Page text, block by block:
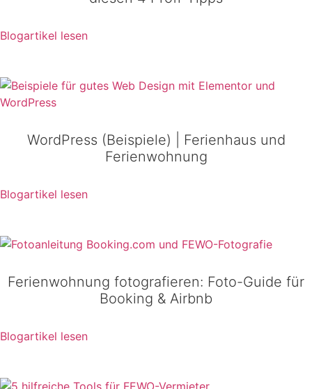
Blogartikel lesen
WordPress (Beispiele) | Ferienhaus und
Ferienwohnung​
Blogartikel lesen
Ferienwohnung fotografieren: Foto-Guide für
Booking & Airbnb
Blogartikel lesen